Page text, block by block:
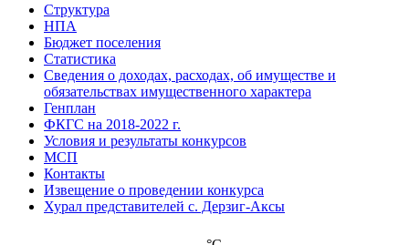
Структура
НПА
Бюджет поселения
Статистика
Сведения о доходах, расходах, об имуществе и
обязательствах имущественного характера
Генплан
ФКГС на 2018-2022 г.
Условия и результаты конкурсов
МСП
Контакты
Извещение о проведении конкурса
Хурал представителей с. Дерзиг-Аксы